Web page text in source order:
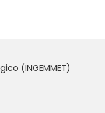
(INGEMMET)